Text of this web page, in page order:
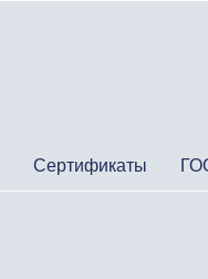
Сертификаты